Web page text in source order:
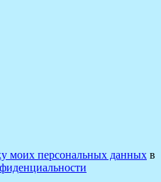
моих персональных данных в